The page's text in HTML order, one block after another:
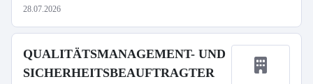
28.07.2026
QUALITÄTSMANAGEMENT- UND
SICHERHEITSBEAUFTRAGTER